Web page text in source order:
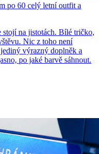
po 60 celý letní outfit a
stojí na jistotách. Bílé tričko,
Nic z toho není
výrazný doplněk a
po jaké barvě sáhnout.